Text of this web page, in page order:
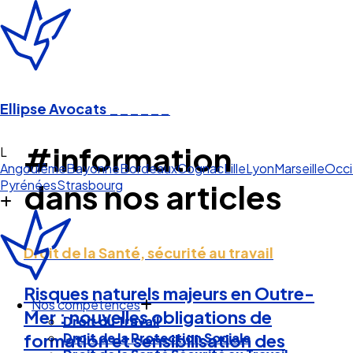
Ellipse Avocats
AngoulêmeBayonneBordeauxCognacLille
PyrénéesStrasbourg
Nos compétences
Droit du Travail
Droit de la Protection Sociale
Droit de la Santé Sécurité au Travail
#information
dans nos articles
Droit de la Santé, sécurité au travail
Risques naturels majeurs en Outre-
Mer : nouvelles obligations de
formation et sensibilisation des